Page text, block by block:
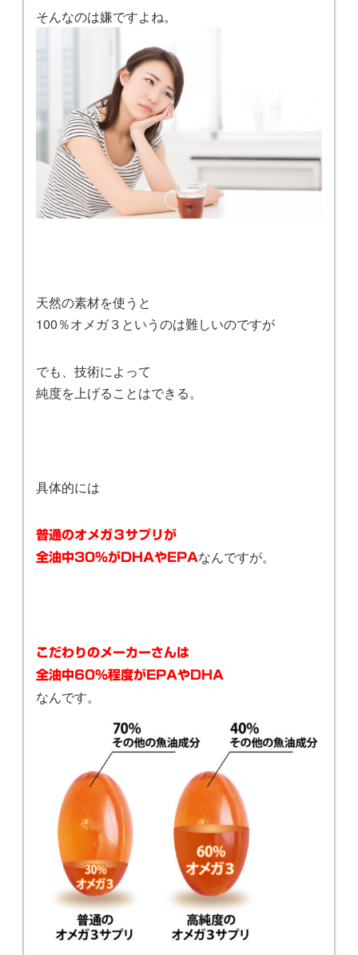
そんなのは嫌ですよね。
天然の素材を使うと
100％オメガ３というのは難しいのですが
でも、技術によって
純度を上げることはできる。
具体的には
普通のオメガ３サプリが
全油中30％がDHAやEPAなんですが。
こだわりのメーカーさんは
全油中60％程度がEPAやDHA
なんです。